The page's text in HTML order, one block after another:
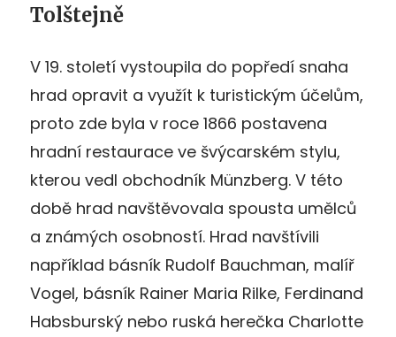
Tolštejně
V 19. století vystoupila do popředí snaha
hrad opravit a využít k turistickým účelům,
proto zde byla v roce 1866 postavena
hradní restaurace ve švýcarském stylu,
kterou vedl obchodník Münzberg. V této
době hrad navštěvovala spousta umělců
a známých osobností. Hrad navštívili
například básník Rudolf Bauchman, malíř
Vogel, básník Rainer Maria Rilke, Ferdinand
Habsburský nebo ruská herečka Charlotte